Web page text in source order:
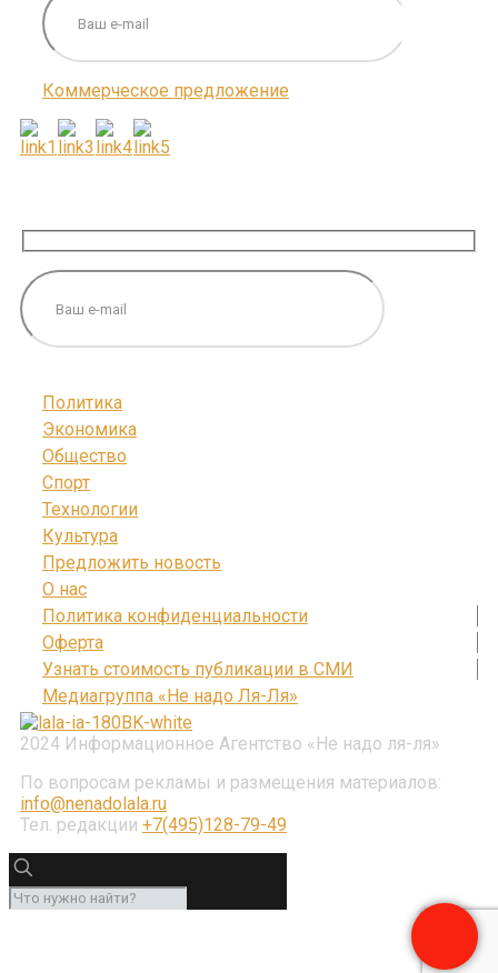
Коммерческое предложение
Политика
Экономика
Общество
Спорт
Технологии
Культура
Предложить новость
О нас
2024 Информационное Агентство «Не надо ля-ля»
По вопросам рекламы и размещения материалов:
info@nenadolala.ru
Тел. редакции +7(495)128-79-49
Политика конфиденциальности
Оферта
Узнать стоимость публикации в СМИ
Медиагруппа «Не надо Ля-Ля»